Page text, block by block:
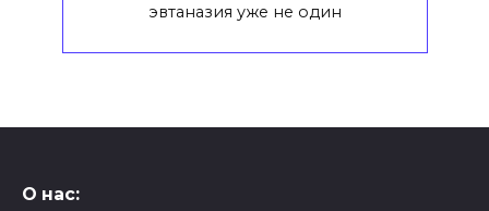
эвтаназия уже не один
О нас: